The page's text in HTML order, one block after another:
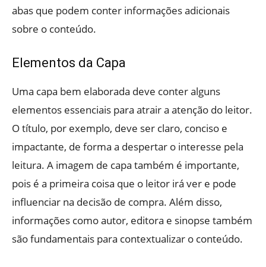
abas que podem conter informações adicionais
sobre o conteúdo.
Elementos da Capa
Uma capa bem elaborada deve conter alguns
elementos essenciais para atrair a atenção do leitor.
O título, por exemplo, deve ser claro, conciso e
impactante, de forma a despertar o interesse pela
leitura. A imagem de capa também é importante,
pois é a primeira coisa que o leitor irá ver e pode
influenciar na decisão de compra. Além disso,
informações como autor, editora e sinopse também
são fundamentais para contextualizar o conteúdo.